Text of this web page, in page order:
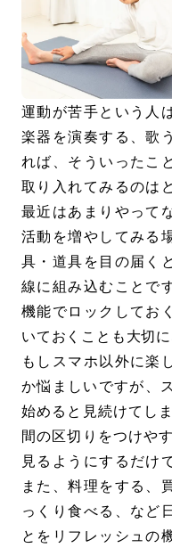
運動が苦手という人
楽器を演奏する、歌
れば、そういったこ
取り入れてみるのは
最近はあまりやって
活動を増やしてみる
具・道具を目の届く
線に組み込むことで
機能でロックしてお
いておくことも大切に
もしスマホ以外に楽
か悩ましいですが、
始めると見続けてし
間の区切りをつけや
見るようにするだけ
また、料理をする、
っくり食べる、など
とをリフレッシュの